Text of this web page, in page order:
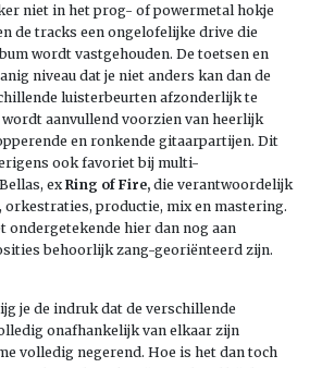
niet in het prog- of powermetal hokje
de tracks een ongelofelijke drive die
wordt vastgehouden. De toetsen en
niveau dat je niet anders kan dan de
luisterbeurten afzonderlijk te
aanvullend voorzien van heerlijk
en ronkende gitaarpartijen. Dit
ook favoriet bij multi-
ex Ring of Fire, die verantwoordelijk
productie, mix en mastering.
ondergetekende hier dan nog aan
behoorlijk zang-georiënteerd zijn.
je de indruk dat de verschillende
onafhankelijk van elkaar zijn
volledig negerend. Hoe is het dan toch